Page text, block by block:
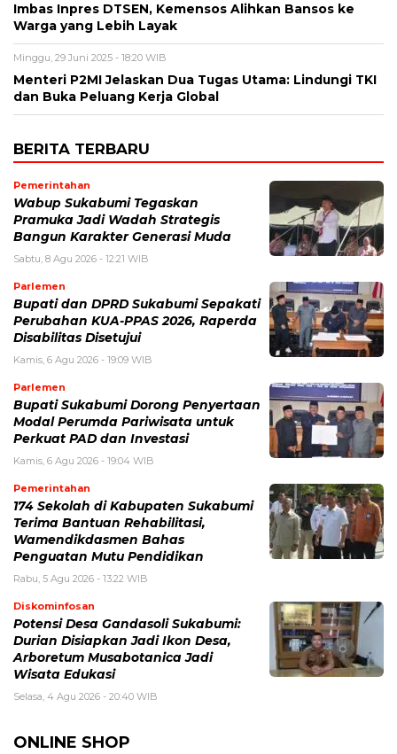
Imbas Inpres DTSEN, Kemensos Alihkan Bansos ke
Warga yang Lebih Layak
Minggu, 29 Juni 2025 - 18:20 WIB
Menteri P2MI Jelaskan Dua Tugas Utama: Lindungi TKI
dan Buka Peluang Kerja Global
BERITA TERBARU
Pemerintahan
Wabup Sukabumi Tegaskan
Pramuka Jadi Wadah Strategis
Bangun Karakter Generasi Muda
Sabtu, 8 Agu 2026 - 12:21 WIB
Parlemen
Bupati dan DPRD Sukabumi Sepakati
Perubahan KUA-PPAS 2026, Raperda
Disabilitas Disetujui
Kamis, 6 Agu 2026 - 19:09 WIB
Parlemen
Bupati Sukabumi Dorong Penyertaan
Modal Perumda Pariwisata untuk
Perkuat PAD dan Investasi
Kamis, 6 Agu 2026 - 19:04 WIB
Pemerintahan
174 Sekolah di Kabupaten Sukabumi
Terima Bantuan Rehabilitasi,
Wamendikdasmen Bahas
Penguatan Mutu Pendidikan
Rabu, 5 Agu 2026 - 13:22 WIB
Diskominfosan
Potensi Desa Gandasoli Sukabumi:
Durian Disiapkan Jadi Ikon Desa,
Arboretum Musabotanica Jadi
Wisata Edukasi
Selasa, 4 Agu 2026 - 20:40 WIB
ONLINE SHOP